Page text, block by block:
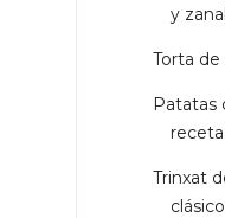
y
Torta de
Patatas
Trinxat